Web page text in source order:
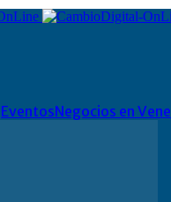
EventosNegocios en